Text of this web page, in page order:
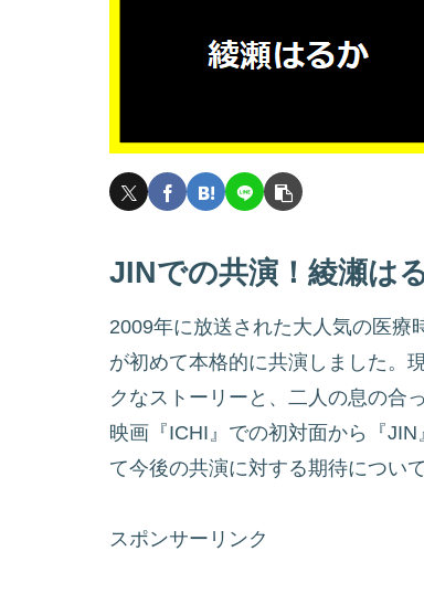
JINでの共演！綾瀬は
2009年に放送された大人気の医療
が初めて本格的に共演しました。
クなストーリーと、二人の息の合
映画『ICHI』での初対面から『
て今後の共演に対する期待につい
スポンサーリンク